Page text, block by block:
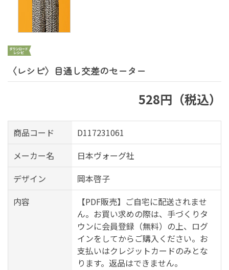
〈レシピ〉目通し交差のセーター
528円（税込）
商品コード
D117231061
メーカー名
日本ヴォーグ社
デザイン
岡本啓子
内容
【PDF販売】ご自宅に配送されませ
ん。お買い求めの際は、手づくりタ
ウンに会員登録（無料）の上、ログ
インをしてからご購入ください。お
支払いはクレジットカードのみとな
ります。返品はできません。